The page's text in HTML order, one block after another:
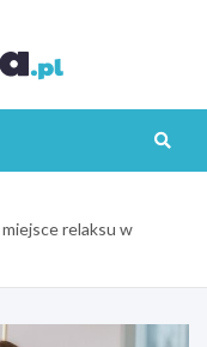
relaksu w